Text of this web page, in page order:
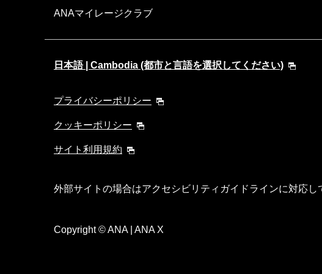
ANAマイレージクラブ
日本語 | Cambodia (都市と言語を選択してください)
プライバシーポリシー
クッキーポリシー
サイト利用規約
外部サイトの場合はアクセシビリティガイドラインに対応し
Copyright© ANA | ANA X